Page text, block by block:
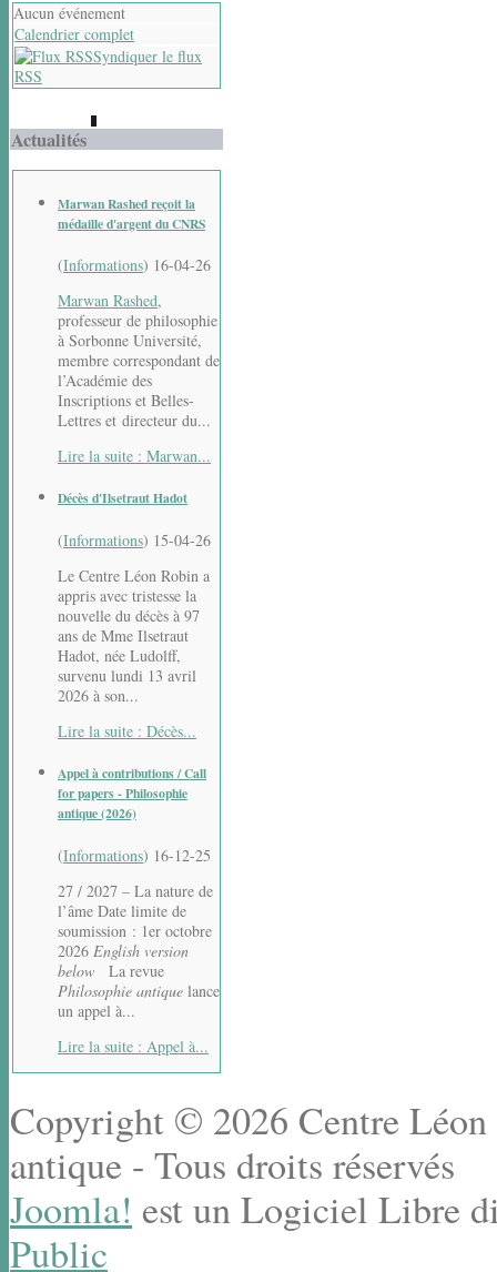
Aucun événement
Calendrier complet
Syndiquer le flux
RSS
Actualités
Marwan Rashed reçoit la
médaille d'argent du CNRS
(Informations) 16-04-26
Marwan Rashed,
professeur de philosophie
à Sorbonne Université,
membre correspondant de
l’Académie des
Inscriptions et Belles-
Lettres et directeur du...
Lire la suite : Marwan...
Décès d'Ilsetraut Hadot
(Informations) 15-04-26
Le Centre Léon Robin a
appris avec tristesse la
nouvelle du décès à 97
ans de Mme Ilsetraut
Hadot, née Ludolff,
survenu lundi 13 avril
2026 à son...
Lire la suite : Décès...
Appel à contributions / Call
for papers - Philosophie
antique (2026)
(Informations) 16-12-25
27 / 2027 – La nature de
l’âme Date limite de
soumission : 1er octobre
2026 English version
below La revue
Philosophie antique lance
un appel à...
Lire la suite : Appel à...
Copyright © 2026 Centre Léon
antique - Tous droits réservés
Joomla! est un Logiciel Libre
Public